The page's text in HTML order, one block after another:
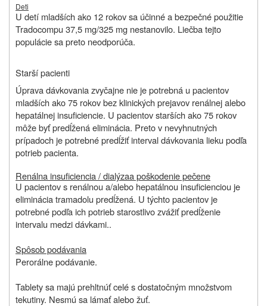
Deti
U detí mladších ako 12 rokov sa účinné a bezpečné použitie
Tradocompu 37,5 mg/325 mg nestanovilo. Liečba tejto
populácie sa preto neodporúča.
Starší pacienti
Úprava dávkovania zvyčajne nie je potrebná u pacientov
mladších ako 75 rokov bez klinických prejavov renálnej alebo
hepatálnej insuficiencie. U pacientov starších ako 75 rokov
môže byť predĺžená eliminácia. Preto v nevyhnutných
prípadoch je potrebné predĺžiť interval dávkovania lieku podľa
potrieb pacienta.
Renálna insuficiencia / dialýzaa poškodenie pečene
U pacientov s renálnou a/alebo hepatálnou insuficienciou je
eliminácia tramadolu predĺžená. U týchto pacientov je
potrebné podľa ich potrieb starostlivo zvážiť predĺženie
intervalu medzi dávkami..
Spôsob podávania
Perorálne podávanie.
Tablety sa majú prehltnúť celé s dostatočným množstvom
tekutiny. Nesmú sa lámať alebo žuť.